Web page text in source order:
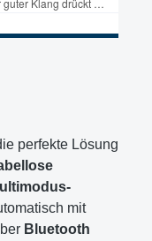
perfekte Lösung
mit
Bluetooth